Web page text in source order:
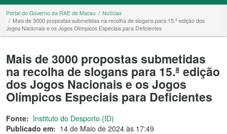
Portal do Governo da RAE de Macau
Notícias
Mais de 3000 propostas submetidas na recolha de slogans para 15.ª edição dos
Jogos Nacionais e os Jogos Olímpicos Especiais para Deficientes
Mais de 3000 propostas submetidas
na recolha de slogans para 15.ª edição
dos Jogos Nacionais e os Jogos
Olímpicos Especiais para Deficientes
Fonte: Instituto do Desporto (ID)
Publicado em: 14 de Maio de 2024 às 17:49